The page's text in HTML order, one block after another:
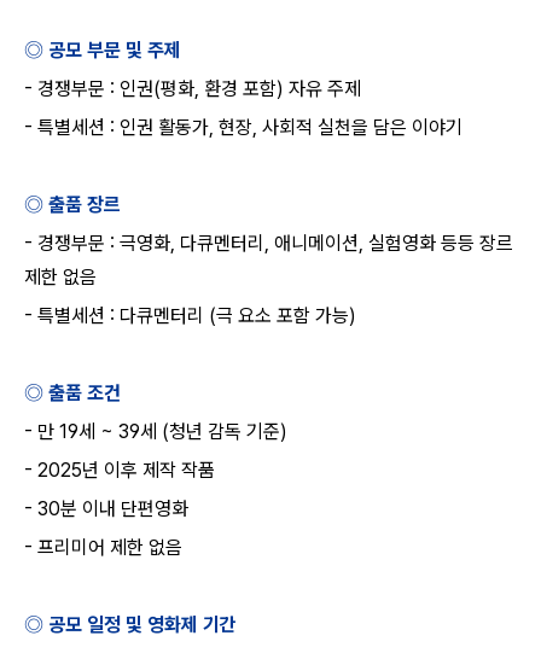
◎ 공모 부문 및 주제
- 경쟁부문 : 인권(평화, 환경 포함) 자유 주제
- 특별세션 : 인권 활동가, 현장, 사회적 실천을 담은 이야기
◎ 출품 장르
- 경쟁부문 : 극영화, 다큐멘터리 , 애니메이션, 실험영화 등등 장르
제한 없음
- 특별세션 : 다큐멘터리 (극 요소 포함 가능)
◎ 출품 조건
- 만 19세 ~ 39세 (청년 감독 기준)
- 2025년 이후 제작 작품
- 30분 이내 단편영화
- 프리미어 제한 없음
◎ 공모 일정 및 영화제 기간